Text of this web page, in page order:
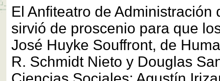
El Anfiteatro de Administración
sirvió de proscenio para que
José Huyke Souffront, de
R. Schmidt Nieto y Douglas